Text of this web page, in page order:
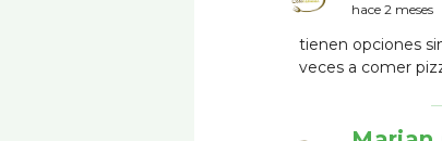
hace 2 meses
tienen opciones
veces a comer